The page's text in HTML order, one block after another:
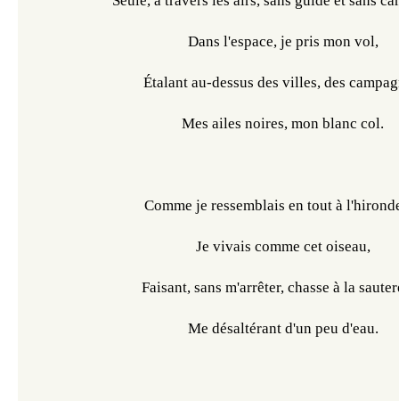
Dans l'espace, je pris mon vol,
Étalant au-dessus des villes, des
Mes ailes noires, mon blanc col.
Comme je ressemblais en tout à
Je vivais comme cet oiseau,
Faisant, sans m'arrêter, chasse à la
Me désaltérant d'un peu d'eau.